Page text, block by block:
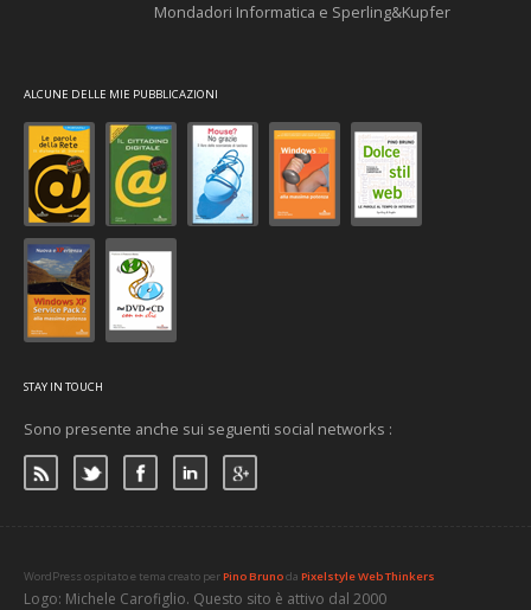
Mondadori Informatica e Sperling&Kupfer
ALCUNE DELLE MIE PUBBLICAZIONI
STAY IN TOUCH
Sono presente anche sui seguenti social networks :
WordPress ospitato e tema creato perPino Brunoda Pixelstyle Web Thinkers
Logo: Michele Carofiglio. Questo sito è attivo dal 2000